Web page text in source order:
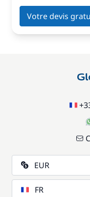
Votre devis
EUR
FR